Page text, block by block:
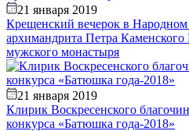
21 января 2019
Крещенский вечерок в Народном
архимандрита Петра Каменского
мужского монастыря
21 января 2019
Клирик Воскресенского
конкурса «Батюшка года-2018»